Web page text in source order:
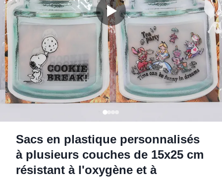
Sacs en plastique personnalisés
à plusieurs couches de 15x25 cm
résistant à l'oxygène et à